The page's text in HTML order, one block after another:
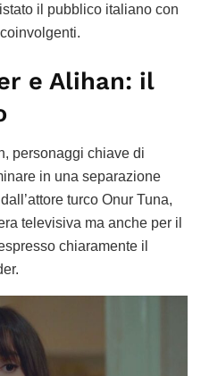
il pubblico italiano con
e Alihan: il
personaggi chiave di
in una separazione
turco Onur Tuna,
televisiva ma anche per il
chiaramente il